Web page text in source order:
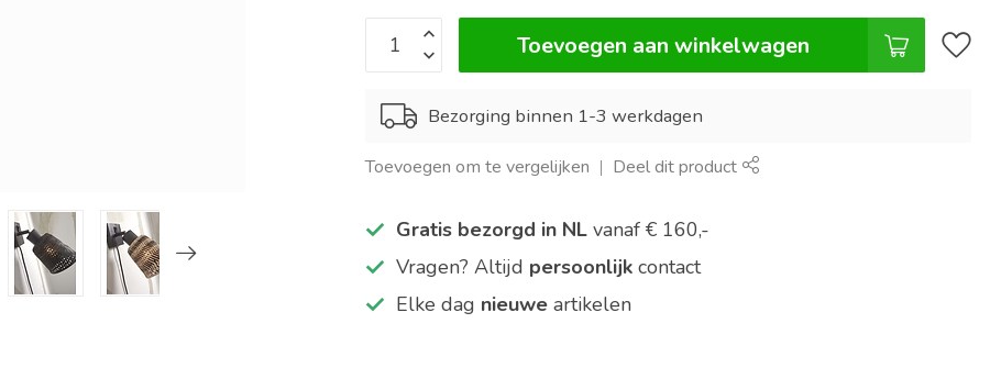
Toevoegen aan winkelwagen
Bezorging binnen 1-3 werkdagen
Toevoegen om te vergelijken Deel dit product
Gratis bezorgd in NL vanaf € 160,-
Vragen? Altijd persoonlijk contact
Elke dag nieuwe artikelen